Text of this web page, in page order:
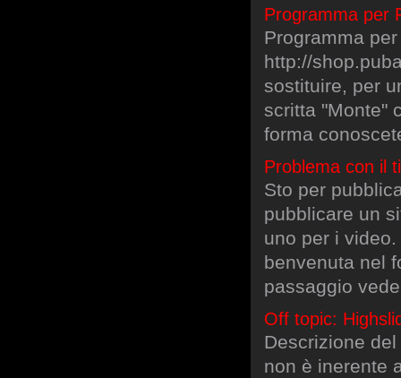
Programma per
Programma
http://
sostituire, per
scritta "Monte"
forma
Problema con il
Sto per
pubblicare un
uno per i
benvenuta nel
passaggio
Off topic:
Descrizione
non è inerente